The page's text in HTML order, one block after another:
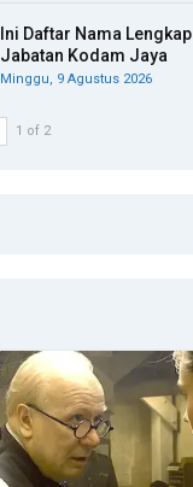
Ini Daftar Nama
Jabatan Kodam Jaya
Minggu, 9 Agustus 2026
1 of 2